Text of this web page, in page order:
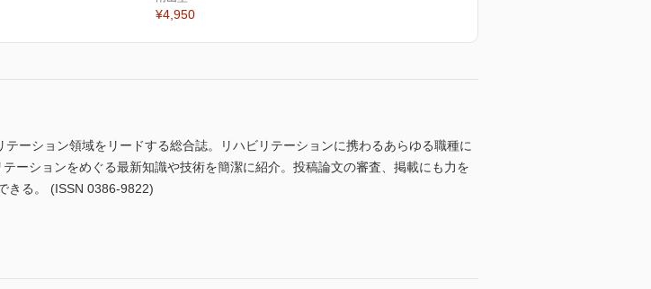
¥4,950
ーション領域をリードする総合誌。リハビリテーションに携わるあらゆる職種に
ーションをめぐる最新知識や技術を簡潔に紹介。投稿論文の審査、掲載にも力を
きる。 (ISSN 0386-9822)